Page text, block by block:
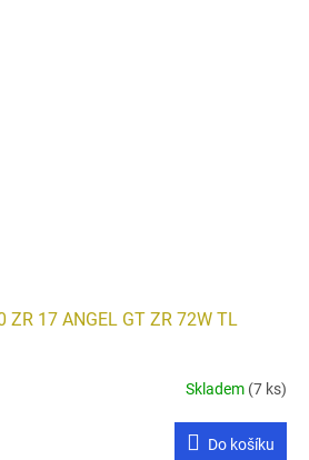
ZR 17 ANGEL GT ZR 72W TL
Skladem (7 ks)
Do košíku